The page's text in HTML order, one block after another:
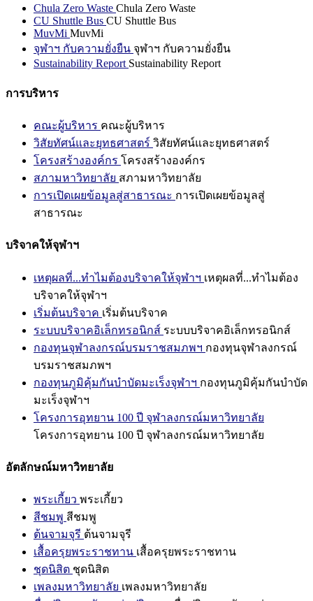
Chula Zero Waste Chula Zero Waste
CU Shuttle Bus CU Shuttle Bus
MuvMi MuvMi
จุฬาฯ กับความยั่งยืน จุฬาฯ กับความยั่งยืน
Sustainability Report Sustainability Report
การบริหาร
คณะผู้บริหาร คณะผู้บริหาร
วิสัยทัศน์และยุทธศาสตร์ วิสัยทัศน์และยุทธศาสตร์
โครงสร้างองค์กร โครงสร้างองค์กร
สภามหาวิทยาลัย สภามหาวิทยาลัย
การเปิดเผยข้อมูลสู่สาธารณะ การเปิดเผยข้อมูลสู่
สาธารณะ
บริจาคให้จุฬาฯ
เหตุผลที่...ทำไมต้องบริจาคให้จุฬาฯ เหตุผลที่...ทำไมต้อง
บริจาคให้จุฬาฯ
เริ่มต้นบริจาค เริ่มต้นบริจาค
ระบบบริจาคอิเล็กทรอนิกส์ ระบบบริจาคอิเล็กทรอนิกส์
กองทุนจุฬาลงกรณ์บรมราชสมภพฯ กองทุนจุฬาลงกรณ์
บรมราชสมภพฯ
กองทุนภูมิคุ้มกันบำบัดมะเร็งจุฬาฯ กองทุนภูมิคุ้มกันบำบัด
มะเร็งจุฬาฯ
โครงการอุทยาน 100 ปี จุฬาลงกรณ์มหาวิทยาลัย
โครงการอุทยาน 100 ปี จุฬาลงกรณ์มหาวิทยาลัย
อัตลักษณ์มหาวิทยาลัย
พระเกี้ยว พระเกี้ยว
สีชมพู สีชมพู
ต้นจามจุรี ต้นจามจุรี
เสื้อครุยพระราชทาน เสื้อครุยพระราชทาน
ชุดนิสิต ชุดนิสิต
เพลงมหาวิทยาลัย เพลงมหาวิทยาลัย